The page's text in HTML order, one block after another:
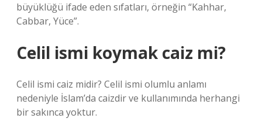
büyüklüğü ifade eden sıfatları, örneğin “Kahhar,
Cabbar, Yüce”.
Celil ismi koymak caiz mi?
Celil ismi caiz midir? Celil ismi olumlu anlamı
nedeniyle İslam’da caizdir ve kullanımında herhangi
bir sakınca yoktur.